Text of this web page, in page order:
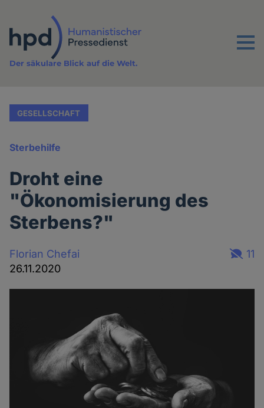
Inhalt
Menu
Der säkulare Blick auf die Welt.
GESELLSCHAFT
Sterbehilfe
Droht eine
"Ökonomisierung des
Sterbens?"
Florian Chefai
26.11.2020
11